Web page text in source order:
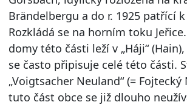
Brändelbergu a do r. 1925 patřící
Rozkládá se na horním toku
domy této části leží v „Háji“
se často připisuje celé této části.
„Voigtsacher Neuland“ (=
tuto část obce se již dlouho